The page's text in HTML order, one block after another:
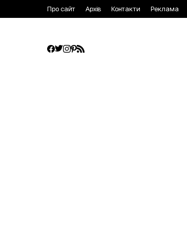
Про сайт Архів Контакти Реклама